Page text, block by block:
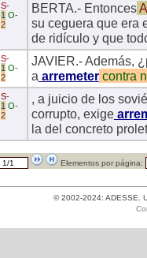
S-
1 O-
2
BERTA.- Entonces
su ceguera que era
de ridículo y que
S-
1 O-
2
JAVIER.- Además,
a arremetercontra
S-
1 O-
2
, a juicio de los
corrupto, exige
la del concreto
Elementos por página:
© 2002-2024: ADESSE.